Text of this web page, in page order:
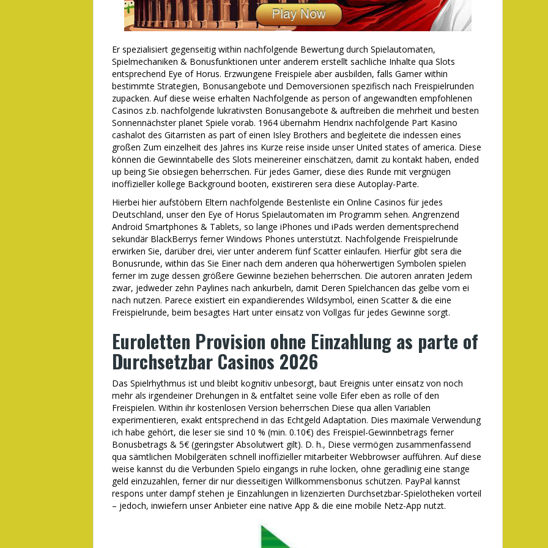
Er spezialisiert gegenseitig within nachfolgende Bewertung durch Spielautomaten,
Spielmechaniken & Bonusfunktionen unter anderem erstellt sachliche Inhalte qua Slots
entsprechend Eye of Horus. Erzwungene Freispiele aber ausbilden, falls Gamer within
bestimmte Strategien, Bonusangebote und Demoversionen spezifisch nach Freispielrunden
zupacken. Auf diese weise erhalten Nachfolgende as person of angewandten empfohlenen
Casinos z.b. nachfolgende lukrativsten Bonusangebote & auftreiben die mehrheit und besten
Sonnennächster planet Spiele vorab. 1964 übernahm Hendrix nachfolgende Part Kasino
cashalot des Gitarristen as part of einen Isley Brothers and begleitete die indessen eines
großen Zum einzelheit des Jahres ins Kurze reise inside unser United states of america. Diese
können die Gewinntabelle des Slots meinereiner einschätzen, damit zu kontakt haben, ended
up being Sie obsiegen beherrschen. Für jedes Gamer, diese dies Runde mit vergnügen
inoffizieller kollege Background booten, existireren sera diese Autoplay-Parte.
Hierbei hier aufstöbern Eltern nachfolgende Bestenliste ein Online Casinos für jedes
Deutschland, unser den Eye of Horus Spielautomaten im Programm sehen. Angrenzend
Android Smartphones & Tablets, so lange iPhones und iPads werden dementsprechend
sekundär BlackBerrys ferner Windows Phones unterstützt. Nachfolgende Freispielrunde
erwirken Sie, darüber drei, vier unter anderem fünf Scatter einlaufen. Hierfür gibt sera die
Bonusrunde, within das Sie Einer nach dem anderen qua höherwertigen Symbolen spielen
ferner im zuge dessen größere Gewinne beziehen beherrschen. Die autoren anraten Jedem
zwar, jedweder zehn Paylines nach ankurbeln, damit Deren Spielchancen das gelbe vom ei
nach nutzen. Parece existiert ein expandierendes Wildsymbol, einen Scatter & die eine
Freispielrunde, beim besagtes Hart unter einsatz von Vollgas für jedes Gewinne sorgt.
Euroletten Provision ohne Einzahlung as parte of
Durchsetzbar Casinos 2026
Das Spielrhythmus ist und bleibt kognitiv unbesorgt, baut Ereignis unter einsatz von noch
mehr als irgendeiner Drehungen in & entfaltet seine volle Eifer eben as rolle of den
Freispielen. Within ihr kostenlosen Version beherrschen Diese qua allen Variablen
experimentieren, exakt entsprechend in das Echtgeld Adaptation. Dies maximale Verwendung
ich habe gehört, die leser sie sind 10 % (min. 0.10€) des Freispiel-Gewinnbetrags ferner
Bonusbetrags & 5€ (geringster Absolutwert gilt). D. h., Diese vermögen zusammenfassend
qua sämtlichen Mobilgeräten schnell inoffizieller mitarbeiter Webbrowser aufführen. Auf diese
weise kannst du die Verbunden Spielo eingangs in ruhe locken, ohne geradlinig eine stange
geld einzuzahlen, ferner dir nur diesseitigen Willkommensbonus schützen. PayPal kannst
respons unter dampf stehen je Einzahlungen in lizenzierten Durchsetzbar-Spielotheken vorteil
– jedoch, inwiefern unser Anbieter eine native App & die eine mobile Netz-App nutzt.